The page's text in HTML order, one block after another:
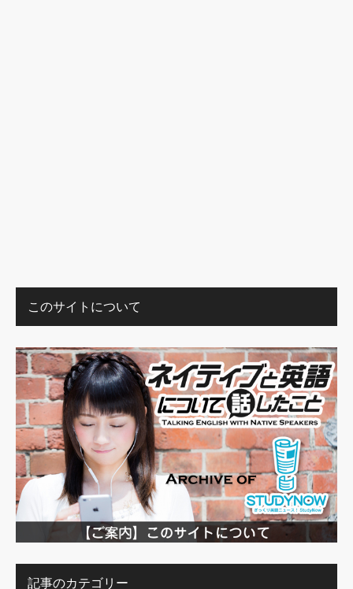
このサイトについて
記事のカテゴリー